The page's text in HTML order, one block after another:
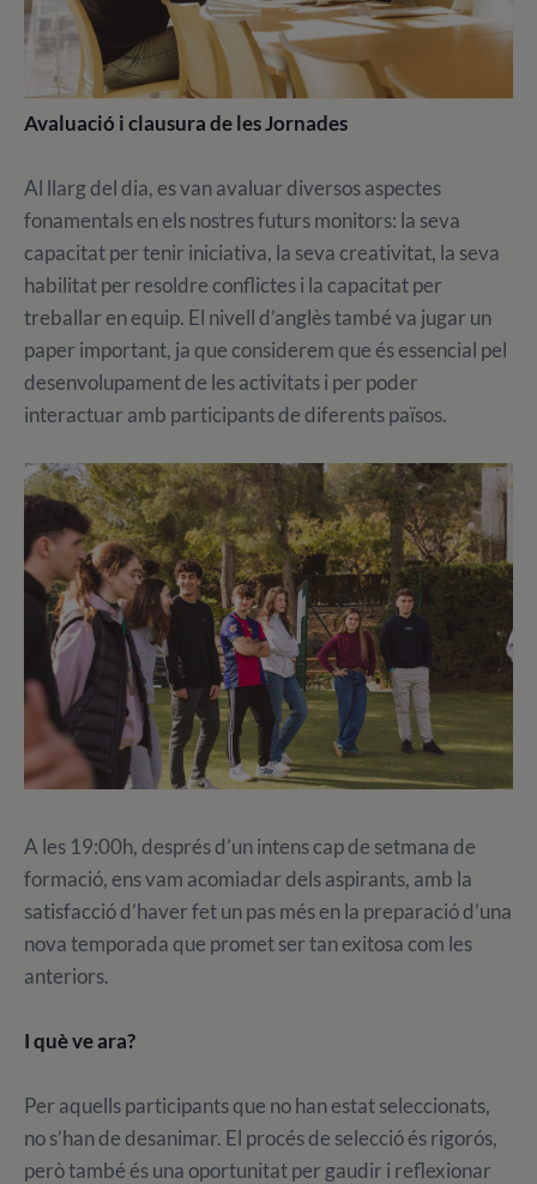
Avaluació i clausura de les Jornades
Al llarg del dia, es van avaluar diversos aspectes
fonamentals en els nostres futurs monitors: la seva
capacitat per tenir iniciativa, la seva creativitat, la seva
habilitat per resoldre conflictes i la capacitat per
treballar en equip. El nivell d’anglès també va jugar un
paper important, ja que considerem que és essencial pel
desenvolupament de les activitats i per poder
interactuar amb participants de diferents països.
A les 19:00h, després d’un intens cap de setmana de
formació, ens vam acomiadar dels aspirants, amb la
satisfacció d’haver fet un pas més en la preparació d’una
nova temporada que promet ser tan exitosa com les
anteriors.
I què ve ara?
Per aquells participants que no han estat seleccionats,
no s’han de desanimar. El procés de selecció és rigorós,
però també és una oportunitat per gaudir i reflexionar